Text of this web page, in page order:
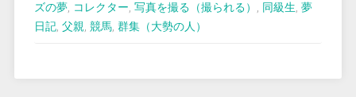
＞
ト
ズの夢, コレクター, 写真を撮る（撮られる） , 同級生, 夢
日記, 父親, 競馬, 群集（大勢の人）